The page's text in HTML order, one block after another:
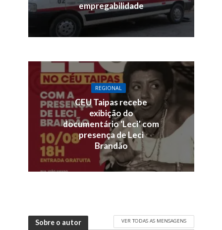
empregabilidade
REGIONAL
CEU Taipas recebe
exibição do
documentário ‘Leci’ com
presença de Leci
Brandão
Sobre o autor VER TODAS AS MENSAGENS